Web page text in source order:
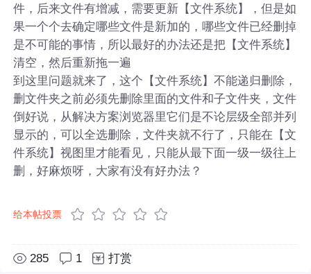
件，后来文件有增减，需要更新【文件系统】，但是如
果一个个去确定哪些文件是新加的，哪些文件已经删掉
是不可能的事情，所以最好的办法还是把【文件系统】
清空，然后重新拖一遍
到这里问题就来了，这个【文件系统】不能递归删除，
删文件夹之前必须先删除里面的文件和子文件夹，文件
倒好说，从解决方案浏览器里它们是不论层级全部并列
显示的，可以全选删除，文件夹就不行了，只能在【文
件系统】视图里才能看见，只能从最下面一级一级往上
删，好麻烦呀，大家有没有好办法？
给本帖投票
285 1 打赏